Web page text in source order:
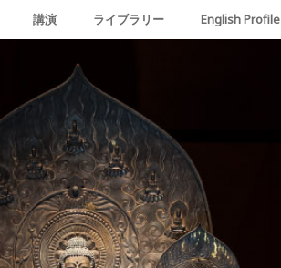
講演 ライブラリー English Profile